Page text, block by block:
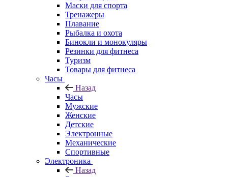
Маски для спорта
Тренажеры
Плавание
Рыбалка и охота
Бинокли и монокуляры
Резинки для фитнеса
Туризм
Товары для фитнеса
Часы
Назад
Часы
Мужские
Женские
Детские
Электронные
Механические
Спортивные
Электроника
Назад